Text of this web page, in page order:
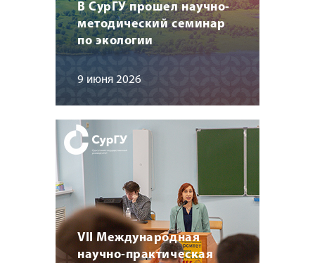
В СурГУ прошел научно-
методический семинар
по экологии
9 июня 2026
VII Международная
научно-практическая